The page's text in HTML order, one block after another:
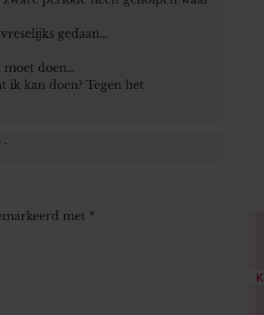
gedaan…
doen…
ik kan doen? Tegen het
met *